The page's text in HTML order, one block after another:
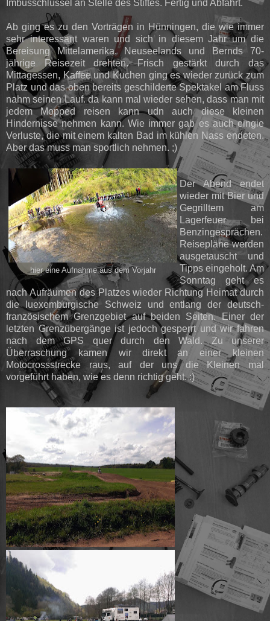
Imbusschlüssel an Stelle des Stiftes. Fertig und Abfahrt.
Ab ging es zu den Vorträgen in Hünningen, die wie immer
sehr interessant waren und sich in diesem Jahr um die
Bereisung Mittelamerika, Neuseelands und Bernds 70-
jährige Reisezeit drehten. Frisch gestärkt durch das
Mittagessen, Kaffee und Kuchen ging es wieder zurück zum
Platz und das oben bereits geschilderte Spektakel am Fluss
nahm seinen Lauf. da kann mal wieder sehen, dass man mit
jedem Mopped reisen kann udn auch diese kleinen
Hindernisse nehmen kann. Wie immer gab es auch eingie
Verluste, die mit einem kalten Bad im kühlen Nass endeten.
Aber das muss man sportlich nehmen. ;)
hier eine Aufnahme aus dem Vorjahr
Der Abend endet
wieder mit Bier und
Gegrilltem am
Lagerfeuer bei
Benzingesprächen.
Reisepläne werden
ausgetauscht und
Tipps eingeholt. Am
Sonntag geht es
nach Aufräumen des Platzes wieder Richtung Heimat durch
die luexemburgische Schweiz und entlang der deutsch-
französischem Grenzgebiet auf beiden Seiten. Einer der
letzten Grenzübergänge ist jedoch gesperrt und wir fahren
nach dem GPS quer durch den Wald. Zu unserer
Überraschung kamen wir direkt an einer kleinen
Motocrossstrecke raus, auf der uns die Kleinen mal
vorgeführt haben, wie es denn richtig geht. :)